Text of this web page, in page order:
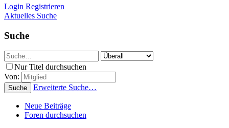
Login Registrieren
Aktuelles Suche
Suche
Nur Titel durchsuchen
Von:
Suche Erweiterte Suche…
Neue Beiträge
Foren durchsuchen